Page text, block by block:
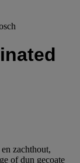
zachthout,
of dun gecoate